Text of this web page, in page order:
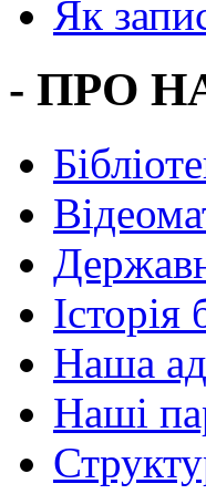
Як
- ПРО
Історія
Наша
Наші